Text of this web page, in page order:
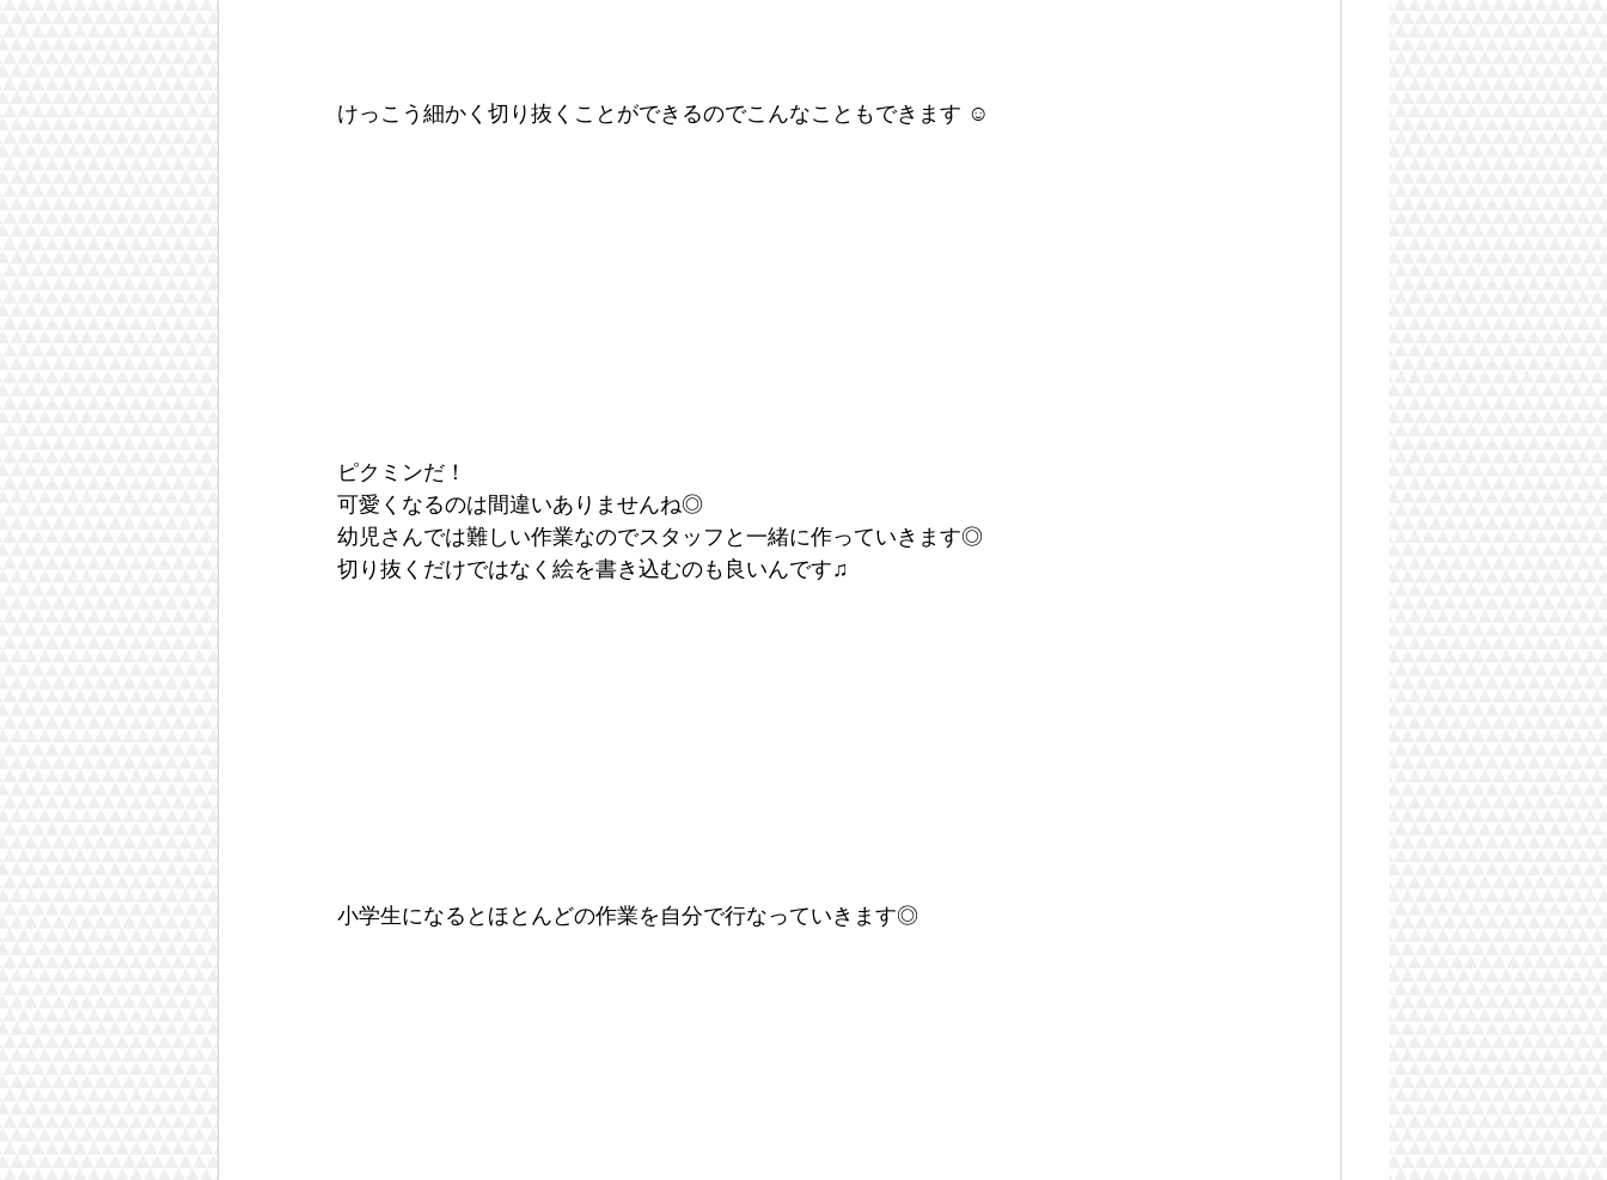
けっこう細かく切り抜くことができるのでこんなこともできます ☺︎
ピクミンだ！
可愛くなるのは間違いありませんね◎
幼児さんでは難しい作業なのでスタッフと一緒に作っていきます◎
切り抜くだけではなく絵を書き込むのも良いんです♫
小学生になるとほとんどの作業を自分で行なっていきます◎